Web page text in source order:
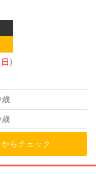
日)
歳
歳
らチェック